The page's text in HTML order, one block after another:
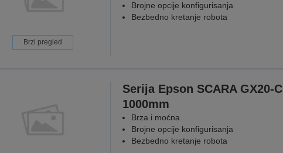
Brzi pregled
Brojne opcije konfigurisanja
Bezbedno kretanje robota
Serija Epson SCARA GX20-C
1000mm
Brza i moćna
Brojne opcije konfigurisanja
Bezbedno kretanje robota